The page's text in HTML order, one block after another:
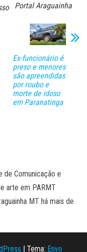
Portal Araguainha
Ex-funcionário é
preso e menores
são apreendidas
por roubo e
morte de idoso
em Paranatinga
de Comunicação e
arte em PARMT
MT há mais de
Tema: Envo